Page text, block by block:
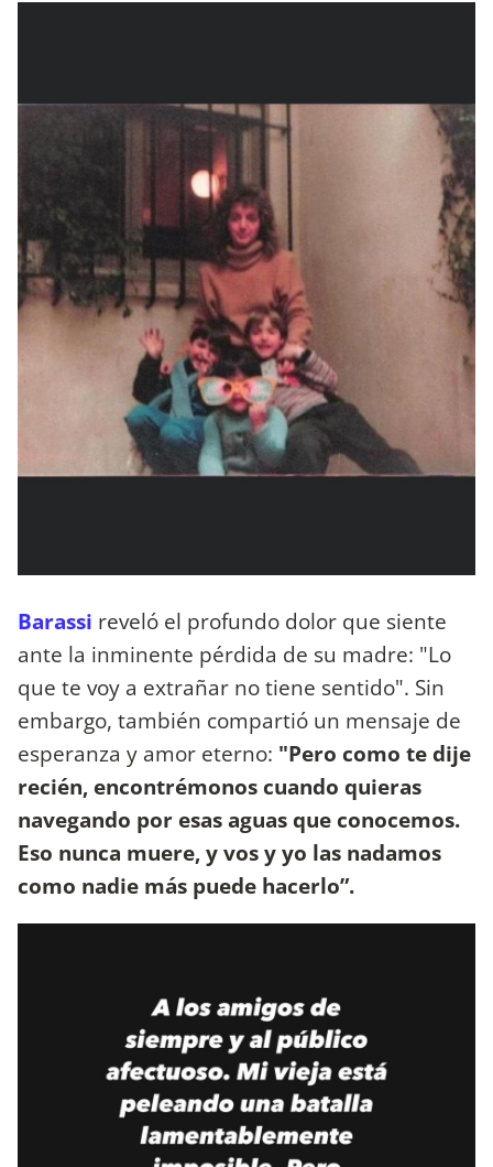
Barassi reveló el profundo dolor que siente
ante la inminente pérdida de su madre: "Lo
que te voy a extrañar no tiene sentido". Sin
embargo, también compartió un mensaje de
esperanza y amor eterno: "Pero como te dije
recién, encontrémonos cuando quieras
navegando por esas aguas que conocemos.
Eso nunca muere, y vos y yo las nadamos
como nadie más puede hacerlo”.